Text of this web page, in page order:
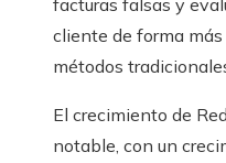
cliente de forma más
métodos
El crecimiento de
notable, con un